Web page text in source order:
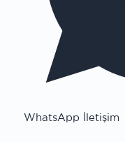
WhatsApp İletişim